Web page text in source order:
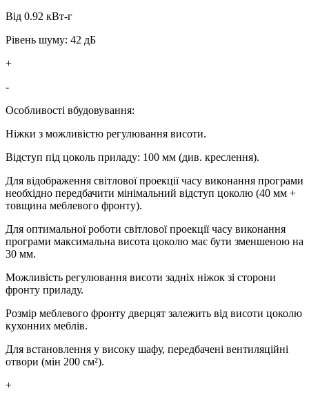
Від 0.92 кВт-г
Рівень шуму: 42 дБ
+
-
Особливості вбудовування:
Ніжки з можливістю регулювання висоти.
Відступ під цоколь приладу: 100 мм (див. креслення).
Для відображення світлової проекції часу виконання програми
необхідно передбачити мінімальний відступ цоколю (40 мм +
товщина меблевого фронту).
Для оптимальної роботи світлової проекції часу виконання
програми максимальна висота цоколю має бути зменшеною на
30 мм.
Можливість регулювання висоти задніх ніжок зі сторони
фронту приладу.
Розмір меблевого фронту дверцят залежить від висоти цоколю
кухонних меблів.
Для встановлення у високу шафу, передбачені вентиляційні
отвори (мін 200 см²).
+